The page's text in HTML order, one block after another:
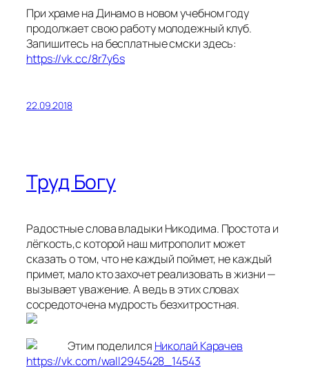
При храме на Динамо в новом учебном году
продолжает свою работу молодежный клуб.
Запишитесь на бесплатные смски здесь:
https://vk.cc/8r7y6s
22.09.2018
Труд Богу
Радостные слова владыки Никодима. Простота и
лёгкость,с которой наш митрополит может
сказать о том, что не каждый поймет, не каждый
примет, мало кто захочет реализовать в жизни —
вызывает уважение. А ведь в этих словах
сосредоточена мудрость безхитростная.
Этим поделился Николай Карачев
https://vk.com/wall2945428_14543